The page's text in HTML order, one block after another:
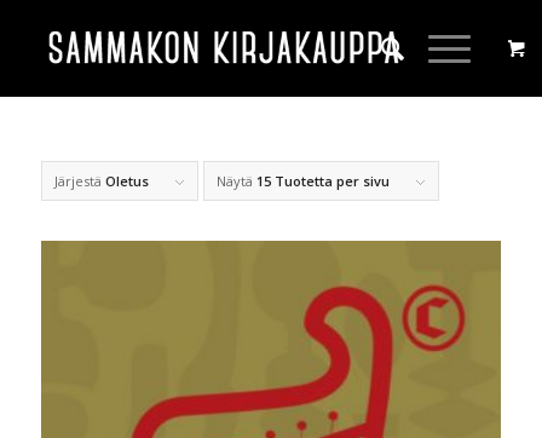
Järjestä Oletus Näytä 15 Tuotetta per sivu